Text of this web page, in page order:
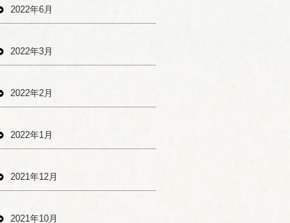
2022年6月
2022年3月
2022年2月
2022年1月
2021年12月
2021年10月